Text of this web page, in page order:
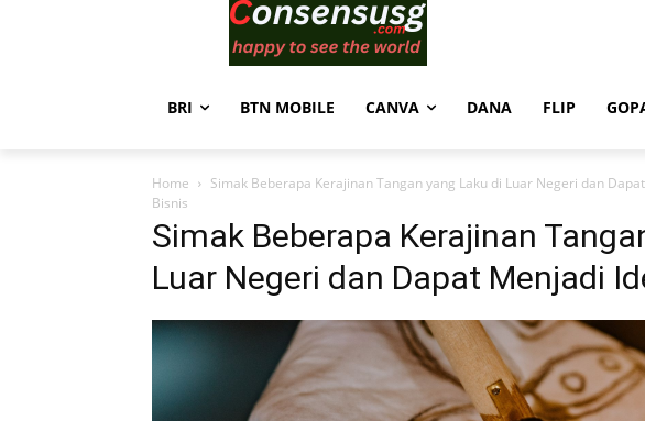
BRI BTN MOBILE CANVA DANA FLIP
Home Simak Beberapa Kerajinan Tangan yang Laku di Luar Negeri dan
Bisnis
Simak Beberapa Kerajinan
Luar Negeri dan Dapat Menjadi